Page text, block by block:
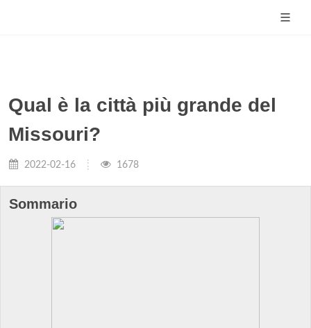
Qual è la città più grande del
Missouri?
2022-02-16 1678
Sommario